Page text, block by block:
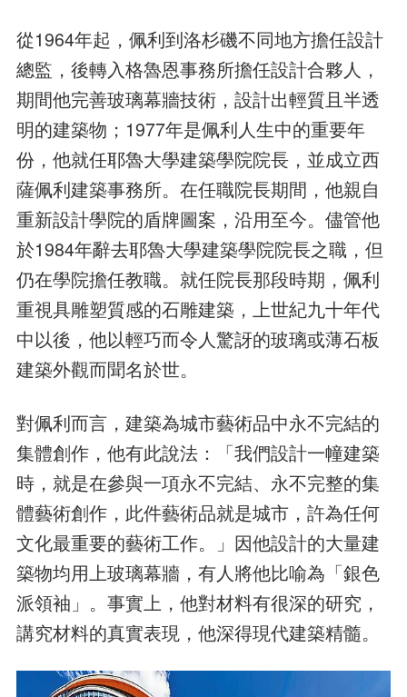
從1964年起，佩利到洛杉磯不同地方擔任設計
總監，後轉入格魯恩事務所擔任設計合夥人，
期間他完善玻璃幕牆技術，設計出輕質且半透
明的建築物；1977年是佩利人生中的重要年
份，他就任耶魯大學建築學院院長，並成立西
薩佩利建築事務所。在任職院長期間，他親自
重新設計學院的盾牌圖案，沿用至今。儘管他
於1984年辭去耶魯大學建築學院院長之職，但
仍在學院擔任教職。就任院長那段時期，佩利
重視具雕塑質感的石雕建築，上世紀九十年代
中以後，他以輕巧而令人驚訝的玻璃或薄石板
建築外觀而聞名於世。
對佩利而言，建築為城市藝術品中永不完結的
集體創作，他有此說法：「我們設計一幢建築
時，就是在參與一項永不完結、永不完整的集
體藝術創作，此件藝術品就是城市，許為任何
文化最重要的藝術工作。」因他設計的大量建
築物均用上玻璃幕牆，有人將他比喻為「銀色
派領袖」。事實上，他對材料有很深的研究，
講究材料的真實表現，他深得現代建築精髓。